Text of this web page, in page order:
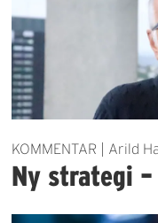
KOMMENTAR | Arild
Ny strategi